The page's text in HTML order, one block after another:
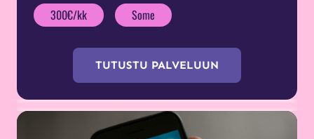
300€/kk Some
TUTUSTU PALVELUUN